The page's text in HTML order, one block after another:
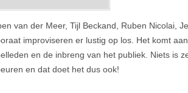
van der Meer, Tijl Beckand, Ruben Nicolai,
improviseren er lustig op los. Het komt
en de inbreng van het publiek. Niets is
en dat doet het dus ook!